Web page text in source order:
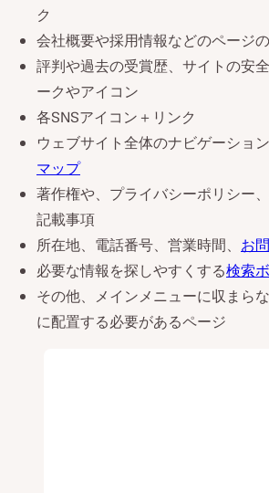
ク
会社概要や採用情報などのページ
評判や過去の受賞歴、サイトの安
ークやアイコン
各SNSアイコン＋リンク
ウェブサイト全体のナビゲーショ
マップ
著作権や、プライバシーポリシー
記載事項
所在地、電話番号、営業時間、 お
必要な情報を探しやすくする検索
その他、メインメニューに収まら
に配置する必要があるページ